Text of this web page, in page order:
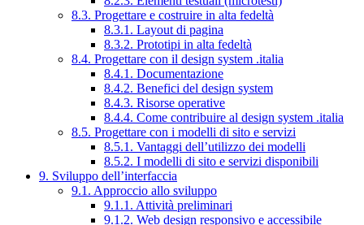
8.3. Progettare e costruire in alta fedeltà
8.3.1. Layout di pagina
8.3.2. Prototipi in alta fedeltà
8.4. Progettare con il design system .italia
8.4.1. Documentazione
8.4.2. Benefici del design system
8.4.3. Risorse operative
8.4.4. Come contribuire al design system .italia
8.5. Progettare con i modelli di sito e servizi
8.5.1. Vantaggi dell’utilizzo dei modelli
8.5.2. I modelli di sito e servizi disponibili
9. Sviluppo dell’interfaccia
9.1. Approccio allo sviluppo
9.1.1. Attività preliminari
9.1.2. Web design responsivo e accessibile